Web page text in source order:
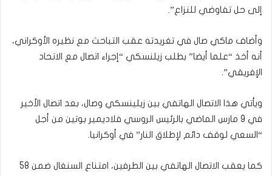
إلى حل تفاوضي للنزاع”.
وأضاف ماكي صال في تغريدته عقب التباحث مع نظيره الأوكراني،
أنه أخذ “علما أيضا” بطلب زيلنسكي “إجراء اتصال مع الاتحاد
الإفريقي”.
ويأتي هذا الاتصال الهاتفي بين زيلينسكي وصال، بعد اتصال الأخير
في 9 مارس الماضي بالرئيس الروسي فلاديمير بوتين من أجل
“السعي لوقف دائم لإطلاق النار” في أوكرانيا.
كما يعقب الاتصال الهاتفي بين الطرفين، امتناع السنغال ضمن 58